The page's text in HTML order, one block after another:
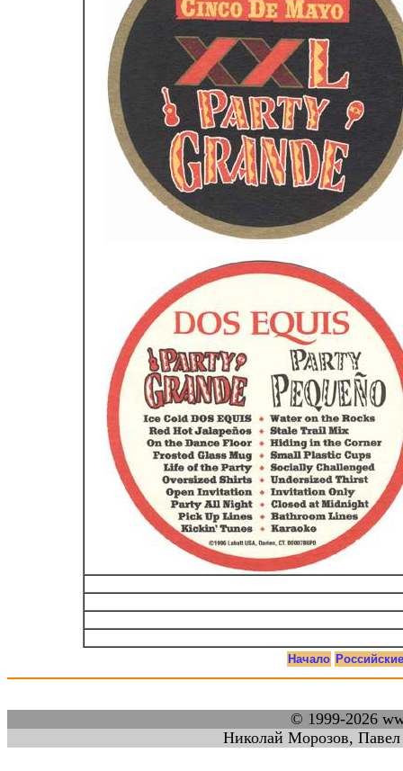
Начало Российские
© 1999-2026
Николай Морозов,